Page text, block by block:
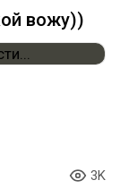
вожу))
3K